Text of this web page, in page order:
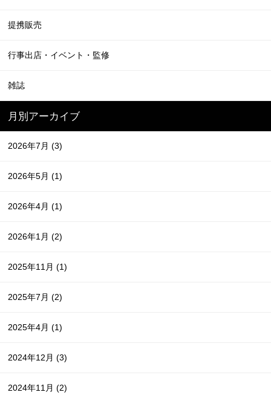
提携販売
行事出店・イベント・監修
雑誌
月別アーカイブ
2026年7月(3)
2026年5月(1)
2026年4月(1)
2026年1月(2)
2025年11月(1)
2025年7月(2)
2025年4月(1)
2024年12月(3)
2024年11月(2)